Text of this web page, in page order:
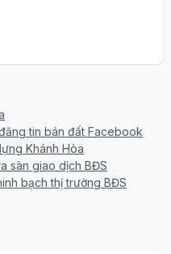
tin bán đất Facebook
Khánh Hòa
sàn giao dịch BĐS
bạch thị trường BĐS